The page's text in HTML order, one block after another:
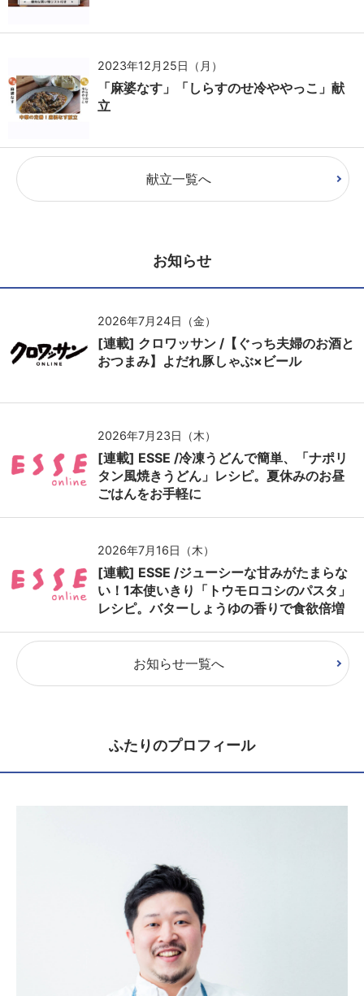
2023年12月25日（月）
「麻婆なす」「しらすのせ冷ややっこ」献
立
献立一覧へ
お知らせ
2026年7月24日（金）
[連載] クロワッサン /【ぐっち夫婦のお酒と
おつまみ】よだれ豚しゃぶ×ビール
2026年7月23日（木）
[連載] ESSE /冷凍うどんで簡単、「ナポリ
タン風焼きうどん」レシピ。夏休みのお昼
ごはんをお手軽に
2026年7月16日（木）
[連載] ESSE /ジューシーな甘みがたまらな
い！1本使いきり「トウモロコシのパスタ」
レシピ。バターしょうゆの香りで食欲倍増
お知らせ一覧へ
ふたりのプロフィール